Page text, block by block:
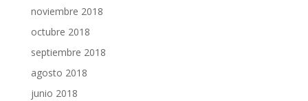
noviembre 2018
octubre 2018
septiembre 2018
agosto 2018
junio 2018